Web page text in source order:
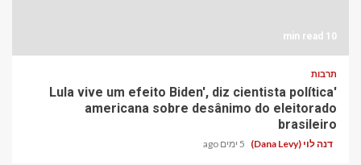
10 min read
תרבות
'Lula vive um efeito Biden', diz cientista política
americana sobre desânimo do eleitorado
brasileiro
דנה לוי (Dana Levy) 5 ימים ago